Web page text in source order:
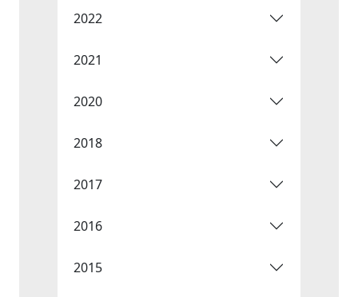
2022
2021
2020
2018
2017
2016
2015